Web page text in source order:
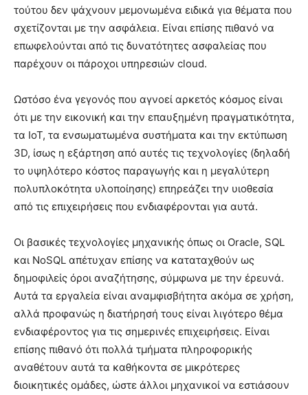
τούτου δεν ψάχνουν μεμονωμένα ειδικά για θέματα που
σχετίζονται με την ασφάλεια. Είναι επίσης πιθανό να
επωφελούνται από τις δυνατότητες ασφαλείας που
παρέχουν οι πάροχοι υπηρεσιών cloud.
Ωστόσο ένα γεγονός που αγνοεί αρκετός κόσμος είναι
ότι με την εικονική και την επαυξημένη πραγματικότητα,
τα IoT, τα ενσωματωμένα συστήματα και την εκτύπωση
3D, ίσως η εξάρτηση από αυτές τις τεχνολογίες (δηλαδή
το υψηλότερο κόστος παραγωγής και η μεγαλύτερη
πολυπλοκότητα υλοποίησης) επηρεάζει την υιοθεσία
από τις επιχειρήσεις που ενδιαφέρονται για αυτά.
Οι βασικές τεχνολογίες μηχανικής όπως οι Oracle, SQL
και NoSQL απέτυχαν επίσης να καταταχθούν ως
δημοφιλείς όροι αναζήτησης, σύμφωνα με την έρευνά.
Αυτά τα εργαλεία είναι αναμφισβήτητα ακόμα σε χρήση,
αλλά προφανώς η διατήρησή τους είναι λιγότερο θέμα
ενδιαφέροντος για τις σημερινές επιχειρήσεις. Είναι
επίσης πιθανό ότι πολλά τμήματα πληροφορικής
αναθέτουν αυτά τα καθήκοντα σε μικρότερες
διοικητικές ομάδες, ώστε άλλοι μηχανικοί να εστιάσουν